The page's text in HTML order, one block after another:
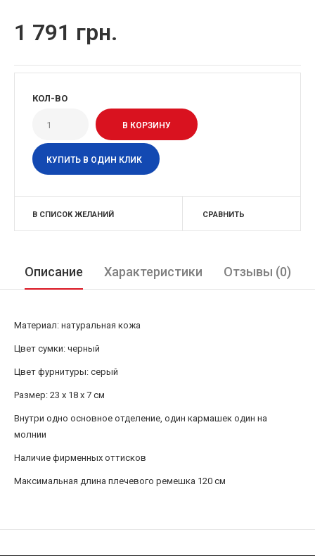
1 791 грн.
КОЛ-ВО
КУПИТЬ В ОДИН КЛИК
В СПИСОК ЖЕЛАНИЙ СРАВНИТЬ
Описание Характеристики Отзывы (0)
Материал: натуральная кожа
Цвет сумки: черный
Цвет фурнитуры: серый
Размер: 23 x 18 х 7 см
Внутри одно основное отделение, один кармашек один на
молнии
Наличие фирменных оттисков
Максимальная длина плечевого ремешка 120 см